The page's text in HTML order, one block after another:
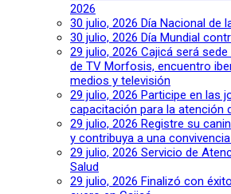
2026
30 julio, 2026 Día Nacional de
30 julio, 2026 Día Mundial
29 julio, 2026 Cajicá será
de TV Morfosis, encuentro
medios y televisión
29 julio, 2026 Participe en las
capacitación para la atención
29 julio, 2026 Registre su
y contribuya a una
29 julio, 2026 Servicio de
Salud
29 julio, 2026 Finalizó con